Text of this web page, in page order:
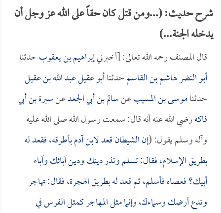
شرح حديث: (...ومن قتل كان حقاً على الله عز وجل أن
يدخله الجنة...)
قال المصنف رحمه الله تعالى: [أخبرنيإبراهيم بن يعقوبحدثنا
أبو النضر هاشم بن القاسمحدثناأبو عقيل عبد الله بن عقيل
حدثناموسى بن المسيبعنسالم بن أبي الجعدعنسبرة بن أبي
فاكهرضي الله عنه أنه قال: سمعت رسول الله صلى الله عليه
وآله وسلم يقول: (إن الشيطان قعد لابن آدم بأطرقه، فقعد له
بطريق الإسلام، فقال: تسلم وتذر دينك ودين آبائك وآباء
أبيك؟ فعصاه فأسلم، ثم قعد له بطريق الهجرة، فقال: تهاجر
وتدع أرضك وسماءك، وإنما مثل المهاجر كمثل الفرس في